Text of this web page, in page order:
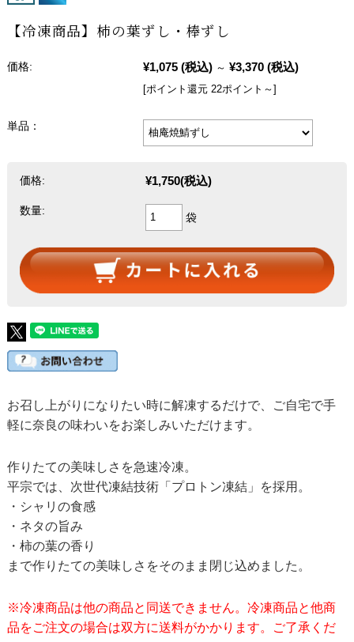
【冷凍商品】柿の葉ずし・棒ずし
価格: ¥1,075 (税込) ～ ¥3,370 (税込)
[ポイント還元 22ポイント～]
単品：
価格: ¥1,750(税込)
数量:
袋
お召し上がりになりたい時に解凍するだけで、ご自宅で手
軽に奈良の味わいをお楽しみいただけます。
作りたての美味しさを急速冷凍。
平宗では、次世代凍結技術「プロトン凍結」を採用。
・シャリの食感
・ネタの旨み
・柿の葉の香り
まで作りたての美味しさをそのまま閉じ込めました。
※冷凍商品は他の商品と同送できません。冷凍商品と他商
品をご注文の場合は双方に送料がかかります。ご了承くだ